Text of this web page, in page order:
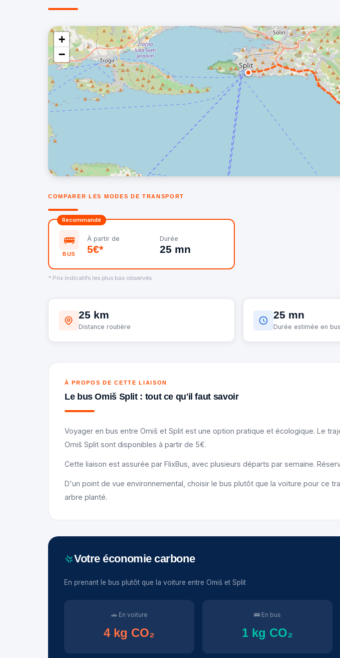
+
−
COMPARER LES MODES DE TRANSPORT
Recommandé
🚌
BUS
À partir de
5€*
Durée
25 mn
* Prix indicatifs les plus bas observés.
25 km
Distance routière
25 mn
Durée estimée en bus
À PROPOS DE CETTE LIAISON
Le bus Omiš Split : tout ce qu'il faut savoir
Voyager en bus entre Omiš et Split est une option pratique et écologique. Le
Omiš Split sont disponibles à partir de 5€.
Cette liaison est assurée par FlixBus, avec plusieurs départs par semaine.
D'un point de vue environnemental, choisir le bus plutôt que la voiture pour ce
arbre planté.
Votre économie carbone
En prenant le bus plutôt que la voiture entre Omiš et Split
🚗 En voiture
4 kg CO₂
🚌 En bus
1 kg CO₂